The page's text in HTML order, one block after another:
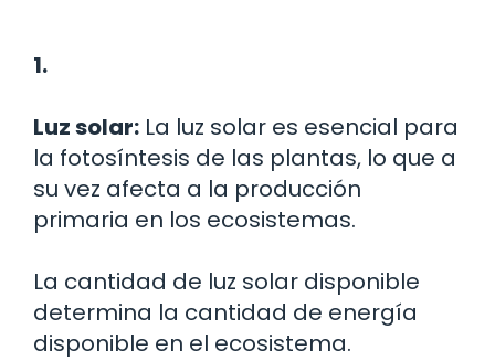
1.
Luz solar: La luz solar es esencial para
la fotosíntesis de las plantas, lo que a
su vez afecta a la producción
primaria en los ecosistemas.
La cantidad de luz solar disponible
determina la cantidad de energía
disponible en el ecosistema.